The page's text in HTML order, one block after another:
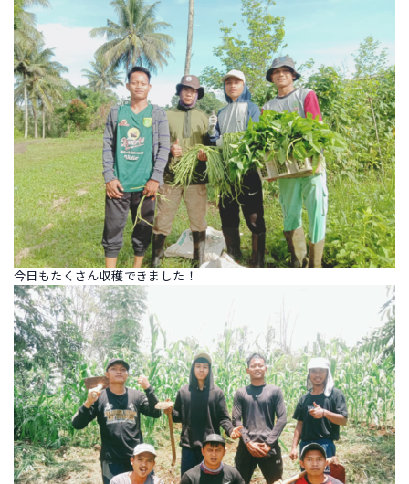
今日もたくさん収穫できました！